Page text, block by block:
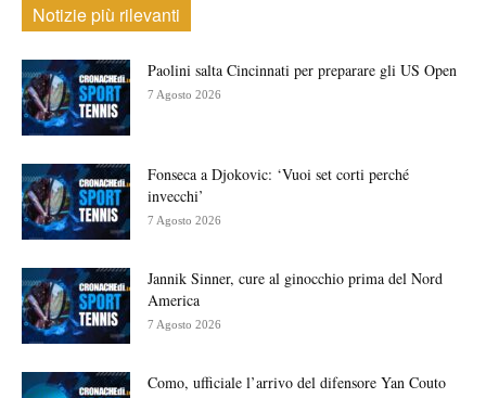
Notizie più rilevanti
Paolini salta Cincinnati per preparare gli US Open
7 Agosto 2026
Fonseca a Djokovic: ‘Vuoi set corti perché
invecchi’
7 Agosto 2026
Jannik Sinner, cure al ginocchio prima del Nord
America
7 Agosto 2026
Como, ufficiale l’arrivo del difensore Yan Couto